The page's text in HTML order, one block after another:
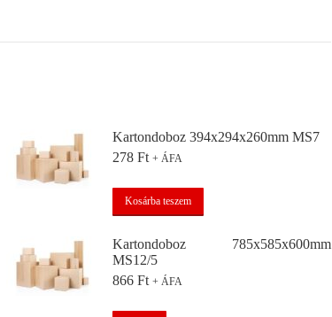
Kartondoboz 394x294x260mm MS7
278Ft + ÁFA
Kosárba teszem
Kartondoboz 785x585x600mm
MS12/5
866Ft + ÁFA